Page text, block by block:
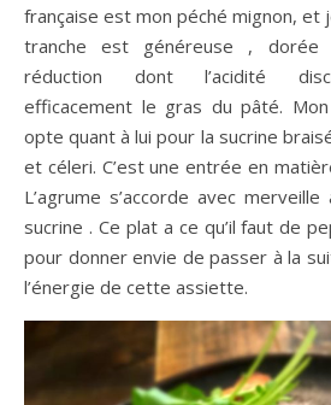
française est mon péché mignon, et
tranche est généreuse ,
réduction dont l’acidité
efficacement le gras du pâté.
opte quant à lui pour la sucrine
et céleri. C’est une entrée en
L’agrume s’accorde avec
sucrine . Ce plat a ce qu’il faut de
pour donner envie de passer à la
l’énergie de cette assiette.